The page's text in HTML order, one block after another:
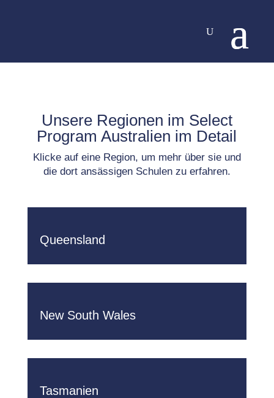
Unsere Regionen im Select
Program Australien im Detail
Klicke auf eine Region, um mehr über sie und
die dort ansässigen Schulen zu erfahren.
Queensland
New South Wales
Tasmanien